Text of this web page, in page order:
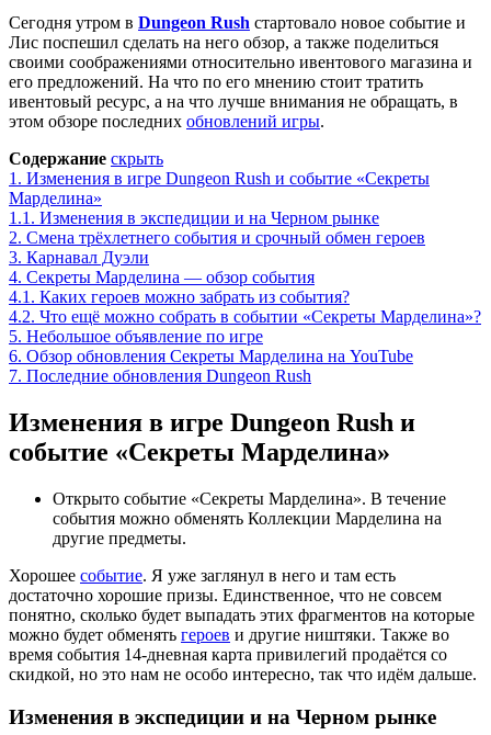
Сегодня утром в Dungeon Rush стартовало новое событие и
Лис поспешил сделать на него обзор, а также поделиться
своими соображениями относительно ивентового магазина и
его предложений. На что по его мнению стоит тратить
ивентовый ресурс, а на что лучше внимания не обращать, в
этом обзоре последних обновлений игры.
Содержание скрыть
1. Изменения в игре Dungeon Rush и событие «Секреты
Марделина»
1.1. Изменения в экспедиции и на Черном рынке
2. Смена трёхлетнего события и срочный обмен героев
3. Карнавал Дуэли
4. Секреты Марделина — обзор события
4.1. Каких героев можно забрать из события?
4.2. Что ещё можно собрать в событии «Секреты Марделина»?
5. Небольшое объявление по игре
6. Обзор обновления Секреты Марделина на YouTube
7. Последние обновления Dungeon Rush
Изменения в игре Dungeon Rush и
событие «Секреты Марделина»
Открыто событие «Секреты Марделина». В течение
события можно обменять Коллекции Марделина на
другие предметы.
Хорошее событие. Я уже заглянул в него и там есть
достаточно хорошие призы. Единственное, что не совсем
понятно, сколько будет выпадать этих фрагментов на которые
можно будет обменять героев и другие ништяки. Также во
время события 14-дневная карта привилегий продаётся со
скидкой, но это нам не особо интересно, так что идём дальше.
Изменения в экспедиции и на Черном рынке